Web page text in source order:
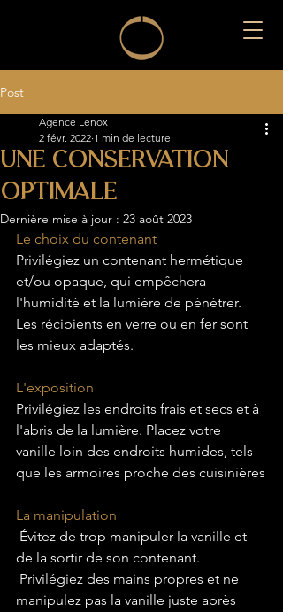
Post
Une conservation
optimale
Agence Lenox
2 févr. 2022 1 min de lecture
Dernière mise à jour : 23 août 2023
Le choix du contenant
Privilégiez un contenant hermétique
et/ou opaque, qui empêchera
l'humidité et la lumière de pénétrer.
Les récipients en verre ou en fer sont
les mieux adaptés.
L'exposition
Privilégiez les endroits frais et secs et à
l'abris de la lumière. Placez votre
vanille loin des endroits humides, tels
que les armoires proche des cuisinières
La manipulation
de la sortir de son contenant.
manipulez pas la vanille juste après